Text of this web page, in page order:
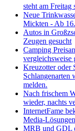
steht am Freitag
Neue
Mickten - Ab
Autos in
Zeugen gesucht
Camping
vergleichsweise
Kreuzotter oder
Schlangenarten
melden.
Nach frischem
wieder, nachts
InternetFame
Media-
MRB und GDL